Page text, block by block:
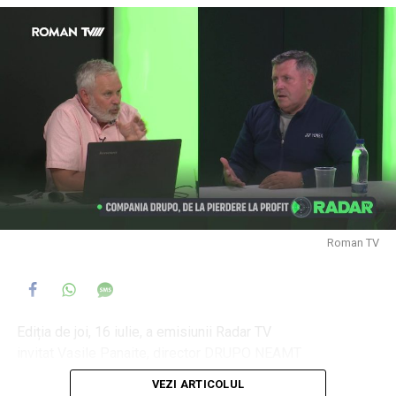
Roman TV
moderator: Daniel Muraru
VEZI ARTICOLUL